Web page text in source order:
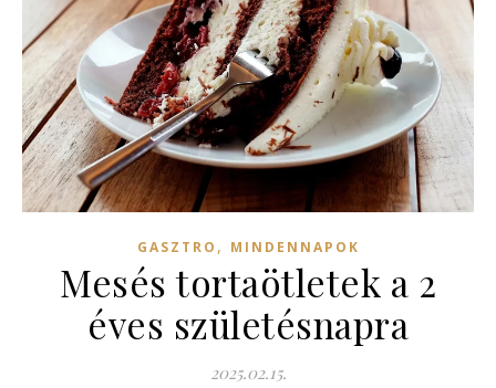
GASZTRO , MINDENNAPOK
Mesés tortaötletek a 2
éves születésnapra
2025.02.15.